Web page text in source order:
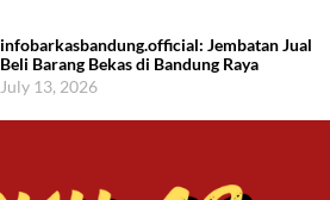
infobarkasbandung.official: Jembatan Jual
Beli Barang Bekas di Bandung Raya
July 13, 2026